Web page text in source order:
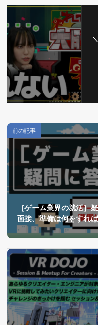
前の記事
［ゲーム業界の就活］
面接、準備は何をすれ